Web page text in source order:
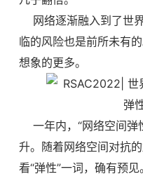
网络逐渐融入到了世
临的风险也是前所未有
想象的更多。
一年内，“网络空间弹
升。随着网络空间对抗
看“弹性”一词，确有预见。